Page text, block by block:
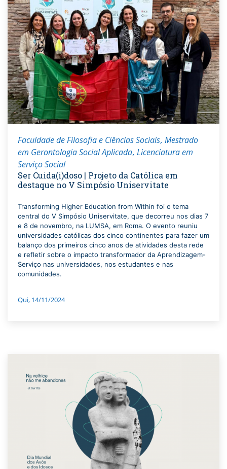
Faculdade de Filosofia e Ciências Sociais Mestrado
em Gerontologia Social Aplicada Licenciatura em
Serviço Social
Ser Cuida(i)doso | Projeto da Católica em
destaque no V Simpósio Uniservitate
Transforming Higher Education from Within foi o tema
central do V Simpósio Uniservitate, que decorreu nos dias 7
e 8 de novembro, na LUMSA, em Roma. O evento reuniu
universidades católicas dos cinco continentes para fazer um
balanço dos primeiros cinco anos de atividades desta rede
e refletir sobre o impacto transformador da Aprendizagem-
Serviço nas universidades, nos estudantes e nas
comunidades.
Qui, 14/11/2024